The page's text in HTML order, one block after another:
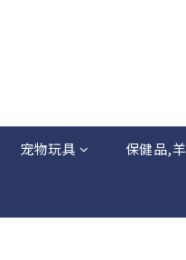
宠物玩具 保健品,